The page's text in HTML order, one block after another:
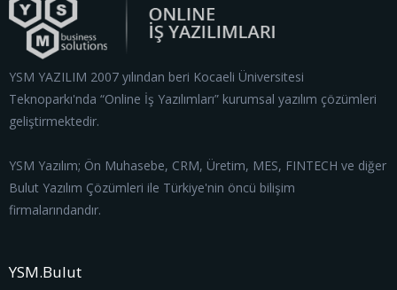
YSM YAZILIM 2007 yılından beri Kocaeli Üniversitesi
Teknoparkı'nda “Online İş Yazılımları” kurumsal yazılım çözümleri
geliştirmektedir.
YSM Yazılım; Ön Muhasebe, CRM, Üretim, MES, FINTECH ve diğer
Bulut Yazılım Çözümleri ile Türkiye'nin öncü bilişim
firmalarındandır.
YSM.Bulut